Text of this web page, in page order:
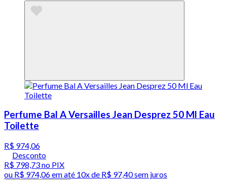
Perfume Bal A Versailles Jean Desprez 50 Ml Eau
Toilette
R$ 974,06
Desconto
R$ 798,73no PIX
ou R$ 974,06em até 10x de R$ 97,40 sem juros